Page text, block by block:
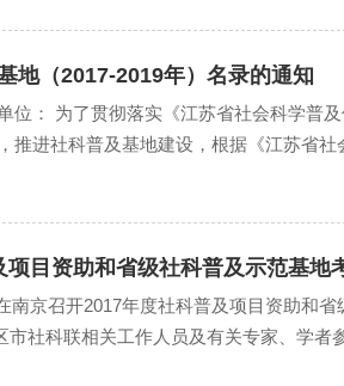
地（2017-2019年）名录的通知
： 为了贯彻落实《江苏省社会科学普
进社科普及基地建设，根据《江苏省社
目资助和省级社科普及示范基地
南京召开2017年度社科普及项目资助和
市社科联相关工作人员及有关专家、学者
本次评审工作共分两个阶段进行。 上午，